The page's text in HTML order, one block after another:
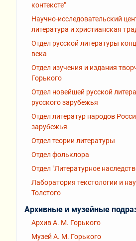
контексте"
Научно-исследовательский
литература и христианская
Отдел русской литературы
века
Отдел изучения и издания
Горького
Отдел новейшей русской
русского зарубежья
Отдел литератур народов
зарубежья
Отдел теории литературы
Отдел фольклора
Отдел "Литературное
Лаборатория текстологии и
Толстого
Архивные и музейные
Архив А. М. Горького
Музей А. М. Горького